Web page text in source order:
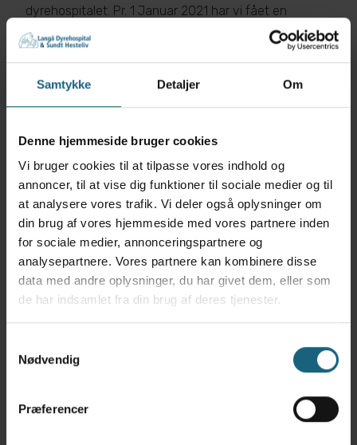
Samtykke Detaljer Om
Denne hjemmeside bruger cookies
Vi bruger cookies til at tilpasse vores indhold og
annoncer, til at vise dig funktioner til sociale medier og til
at analysere vores trafik. Vi deler også oplysninger om
din brug af vores hjemmeside med vores partnere inden
for sociale medier, annonceringspartnere og
analysepartnere. Vores partnere kan kombinere disse
data med andre oplysninger, du har givet dem, eller som
de har indsamlet fra din brug af deres tjenester.
Nødvendig
Præferencer
dyrehospitalet. Pr. 1 Januar 2021 har vi fået en
medejer mere, nemlig Mette Ebbensgaard. Hun er
hestedyrlæge, og vi udvider nu med et endnu bredere
tilbud til hest, samt større kapacitet på klinikken.
Vi har telefontid alle
hverdage
fra kl. 7.00 - 17.00
Konsultation efter aftale
alle hverdage
fra kl. 8.00 - 17.00